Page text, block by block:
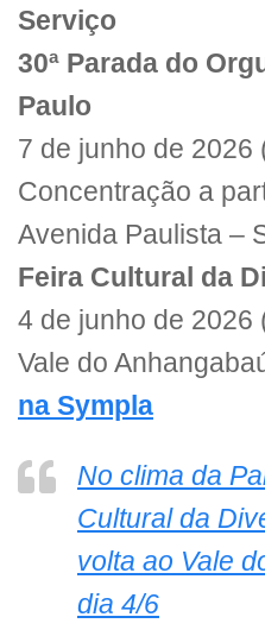
Serviço
30ª Parada do
Paulo
7 de junho de 2026
Concentração a
Avenida Paulista –
Feira Cultural da
4 de junho de 2026
Vale do
na Sympla
No clima da
Cultural da
volta ao Vale
dia 4/6